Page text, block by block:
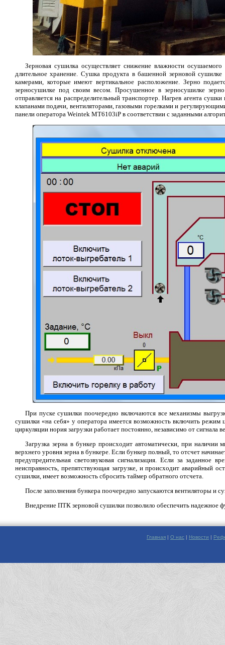
Зерновая сушилка осуществляет снижение влажности
длительное хранение. Сушка продукта в башенной зерновой
камерами, которые имеют вертикальное расположение. Зерно
зерносушилке под своим весом. Просушенное в зерносушилке
отправляется на распределительный транспортер. Нагрев агента
клапанами подачи, вентиляторами, газовыми горелками и
панели оператора Weintek MT6103iP в соответствии с заданными
При пуске сушилки поочередно включаются все механизмы
сушилки «на себя» у оператора имеется возможность включить режим
циркуляции нория загрузки работает постоянно, независимо от сигнала
Загрузка зерна в бункер происходит автоматически, при наличии
верхнего уровня зерна в бункере. Если бункер полный, то отсчет
предупредительная светозвуковая сигнализация. Если за заданное
неисправность, препятствующая загрузке, и происходит аварийный
сушилки, имеет возможность сбросить таймер обратного отсчета.
После заполнения бункера поочередно запускаются вентиляторы и
Внедрение ПТК зерновой сушилки позволило обеспечить надежное
Главная | О нас | Новости |